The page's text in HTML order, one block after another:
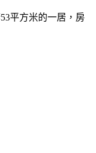
平方米的一居，房